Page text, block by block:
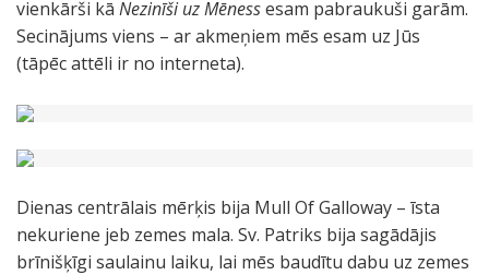
vienkārši kā Nezinīši uz Mēnessesam pabraukuši garām.
Secinājums viens – ar akmeņiem mēs esam uz Jūs
(tāpēc attēli ir no interneta).
Dienas centrālais mērķis bija Mull Of Galloway – īsta
nekuriene jeb zemes mala. Sv. Patriks bija sagādājis
brīnišķīgi saulainu laiku, lai mēs baudītu dabu uz zemes